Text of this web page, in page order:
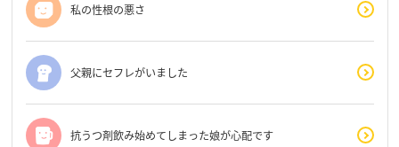
私の性根の悪さ
父親にセフレがいました
抗うつ剤飲み始めてしまった娘が心配です